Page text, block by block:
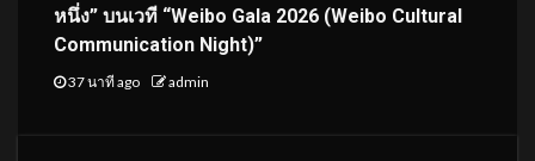
หนึ่ง” บนเวที “Weibo Gala 2026 (Weibo Cultural
Communication Night)”
37 นาที ago admin